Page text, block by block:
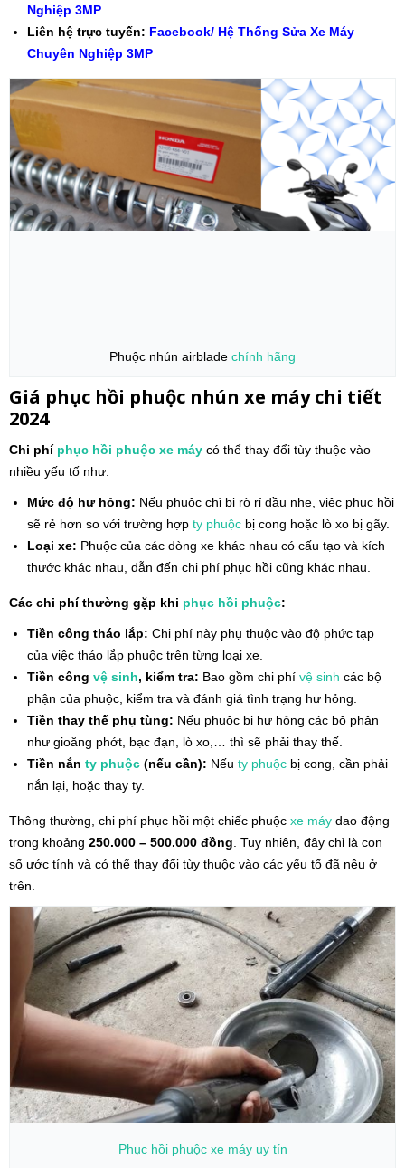
Nghiệp 3MP
Liên hệ trực tuyến: Facebook/ Hệ Thống Sửa Xe Máy
Chuyên Nghiệp 3MP
Phuộc nhún airblade chính hãng
Giá phục hồi phuộc nhún xe máy chi tiết
2024
Chi phí phục hồi phuộc xe máy có thể thay đổi tùy thuộc vào
nhiều yếu tố như:
Mức độ hư hỏng: Nếu phuộc chỉ bị rò rỉ dầu nhẹ, việc phục hồi
sẽ rẻ hơn so với trường hợp ty phuộc bị cong hoặc lò xo bị gãy.
Loại xe: Phuộc của các dòng xe khác nhau có cấu tạo và kích
thước khác nhau, dẫn đến chi phí phục hồi cũng khác nhau.
Các chi phí thường gặp khi phục hồi phuộc:
Tiền công tháo lắp: Chi phí này phụ thuộc vào độ phức tạp
của việc tháo lắp phuộc trên từng loại xe.
Tiền công vệ sinh, kiểm tra: Bao gồm chi phí vệ sinh các bộ
phận của phuộc, kiểm tra và đánh giá tình trạng hư hỏng.
Tiền thay thế phụ tùng: Nếu phuộc bị hư hỏng các bộ phận
như gioăng phớt, bạc đạn, lò xo,… thì sẽ phải thay thế.
Tiền nắn ty phuộc (nếu cần): Nếu ty phuộc bị cong, cần phải
nắn lại, hoặc thay ty.
Thông thường, chi phí phục hồi một chiếc phuộc xe máy dao động
trong khoảng 250.000 – 500.000 đồng . Tuy nhiên, đây chỉ là con
số ước tính và có thể thay đổi tùy thuộc vào các yếu tố đã nêu ở
trên.
Phục hồi phuộc xe máy uy tín